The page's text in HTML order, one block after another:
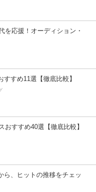
を応援！オーディション・
すめ11選【徹底比較】
おすすめ40選【徹底比較】
ら、ヒットの推移をチェッ